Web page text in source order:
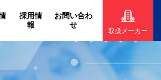
採用情
報
お問い合わ
せ
取扱メーカー